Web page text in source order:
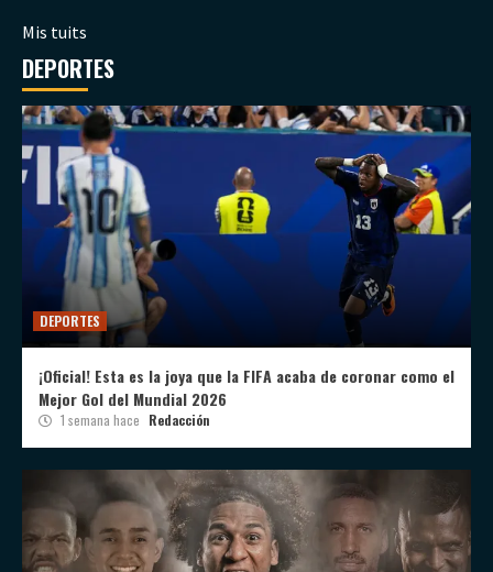
Mis tuits
DEPORTES
DEPORTES
¡Oficial! Esta es la joya que la FIFA acaba de coronar como el
Mejor Gol del Mundial 2026
1 semana hace Redacción